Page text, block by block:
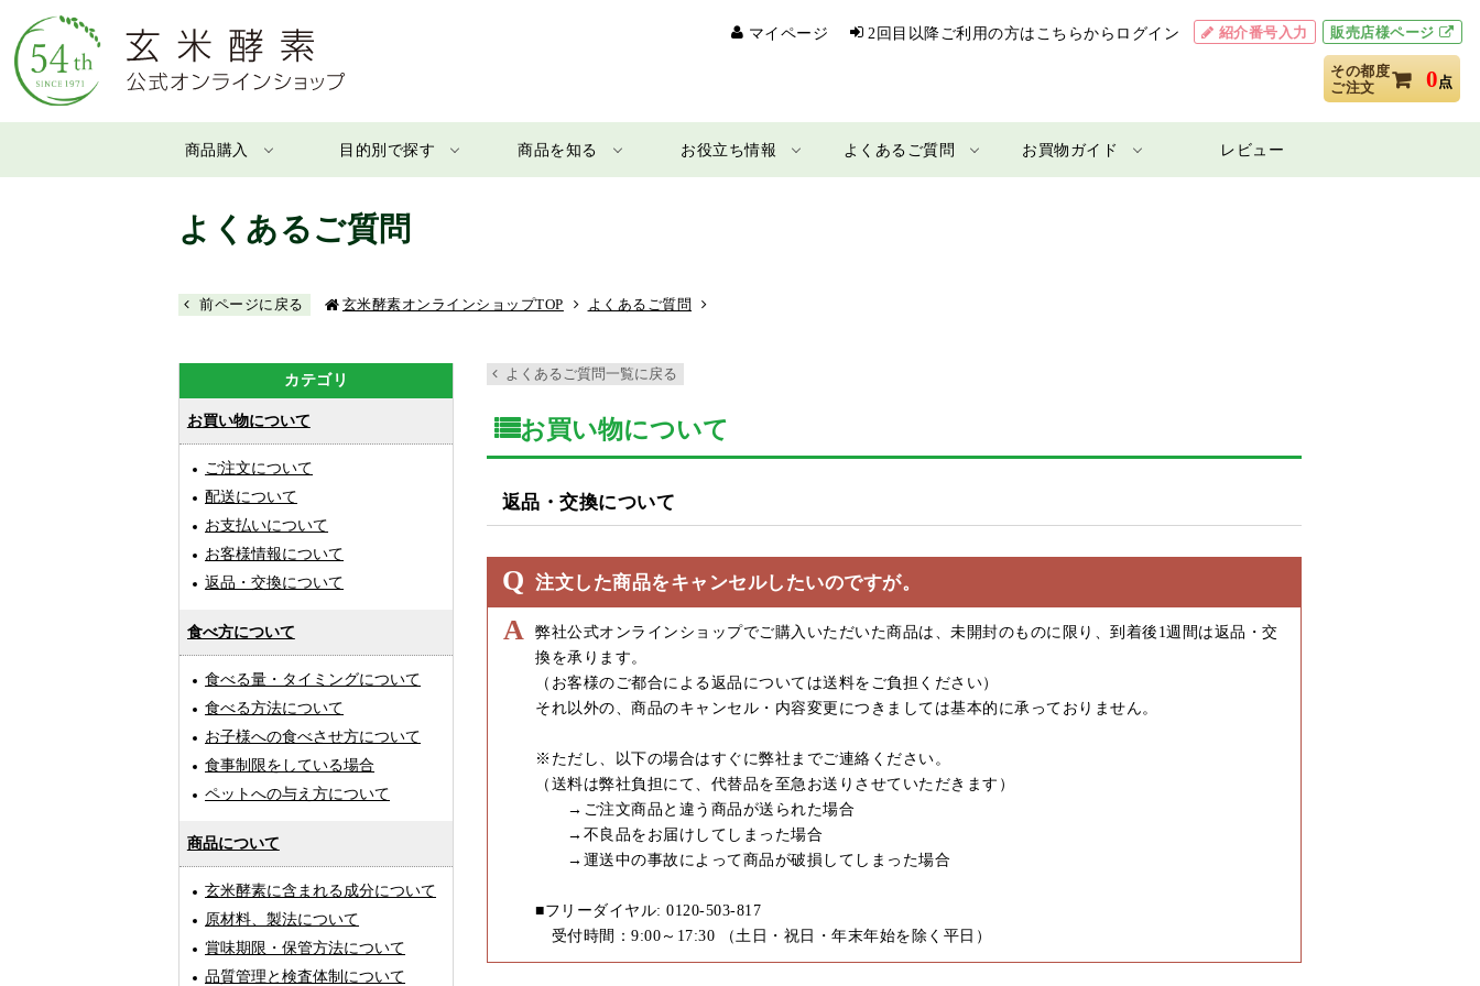
マイページ 2回目以降ご利用の方はこちらからログイン 紹介番号入力 販売店様ページ
その都度
ご注文
0 点
商品購入 目的別で探す 商品を知る お役立ち情報 よくあるご質問 お買物ガイド レビュー
よくあるご質問
前ページに戻る 玄米酵素オンラインショップTOP よくあるご質問
よくあるご質問一覧に戻る
お買い物について
返品・交換について
注文した商品をキャンセルしたいのですが。
弊社公式オンラインショップでご購入いただいた商品は、未開封のものに限り、到着後1週間は返品・交
換を承ります。
（お客様のご都合による返品については送料をご負担ください）
それ以外の、商品のキャンセル・内容変更につきましては基本的に承っておりません。
※ただし、以下の場合はすぐに弊社までご連絡ください。
（送料は弊社負担にて、代替品を至急お送りさせていただきます）
→ご注文商品と違う商品が送られた場合
→不良品をお届けしてしまった場合
→運送中の事故によって商品が破損してしまった場合
■フリーダイヤル: 0120-503-817
受付時間：9:00～17:30 （土日・祝日・年末年始を除く平日）
カテゴリ
お買い物について
ご注文について
配送について
お支払いについて
お客様情報について
返品・交換について
食べ方について
食べる量・タイミングについて
食べる方法について
お子様への食べさせ方について
食事制限をしている場合
ペットへの与え方について
商品について
玄米酵素に含まれる成分について
原材料、製法について
賞味期限・保管方法について
品質管理と検査体制について